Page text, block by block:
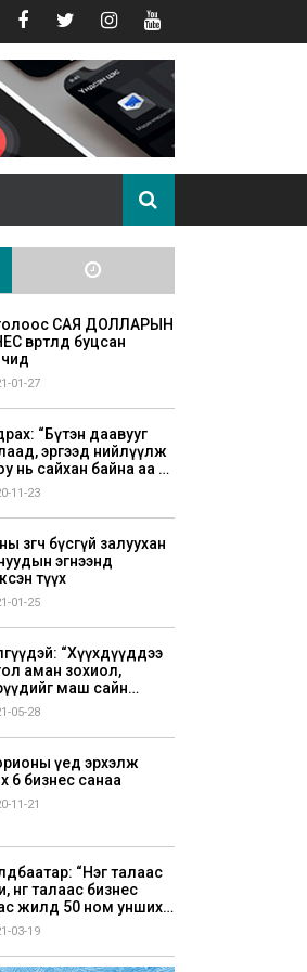
САЯ ДОЛЛАРЫН
өвөртлөөд буцсан
01-27
“Бүтэн даавууг
эргээд нийлүүлж
нь сайхан байна аа л
байлаа”
11-23
зөөгч бүсгүй залуухан
эгнээнд
түүх
01-25
“Хүүхдүүддээ
аман зохиол,
маш сайн
хэрэгтэй”
05-28
үед эрхэлж
6 бизнес санаа
11-21
“Нэг талаас
нөгөө талаас бизнес
жилд 50 ном унших
тавьдаг”
03-19